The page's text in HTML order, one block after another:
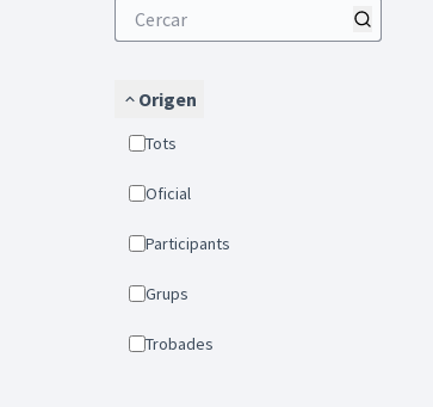
Origen
Tots
Oficial
Participants
Grups
Trobades